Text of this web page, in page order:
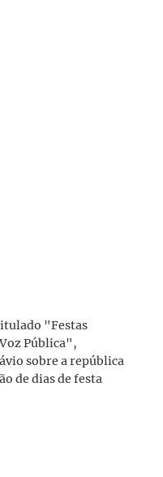
"Festas
Pública",
sobre a república
de dias de festa